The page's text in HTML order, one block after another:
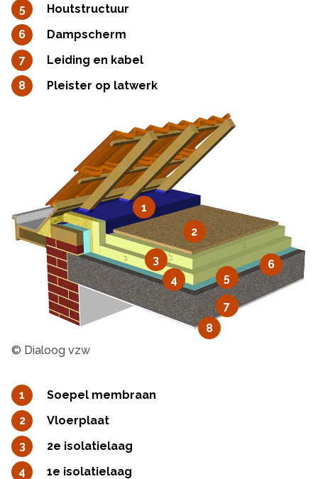
Houtstructuur
Dampscherm
Leiding en kabel
Pleister op latwerk
1
2
3
4
5
6
7
8
© Dialoog vzw
Soepel membraan
Vloerplaat
2e isolatielaag
1e isolatielaag